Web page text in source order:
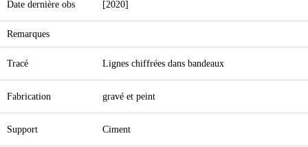
Date dernière obs [2020]
Remarques
Tracé Lignes chiffrées dans bandeaux
Fabrication gravé et peint
Support Ciment